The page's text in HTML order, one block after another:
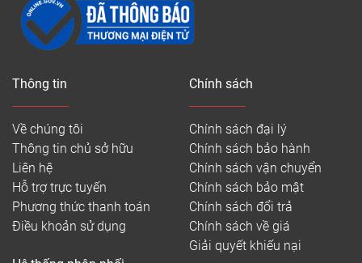
Thông tin
Về chúng tôi
Thông tin chủ sở hữu
Liên hệ
Hỗ trợ trực tuyến
Phương thức thanh toán
Điều khoản sử dụng
Chính sách
Chính sách đại lý
Chính sách bảo hành
Chính sách vận chuyển
Chính sách bảo mật
Chính sách đổi trả
Chính sách về giá
Giải quyết khiếu nại